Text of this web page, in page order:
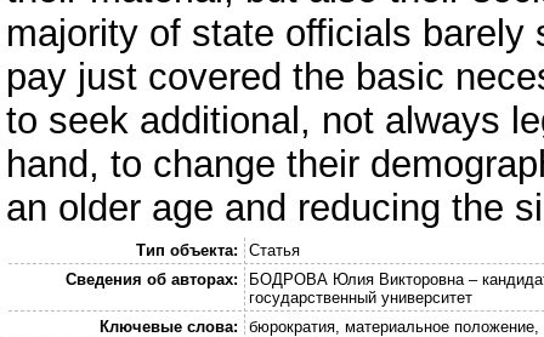
majority of state officials
pay just covered the basic
to seek additional, not always
hand, to change their
an older age and reducing the
Тип объекта:
Статья
Сведения об авторах:
БОДРОВА Юлия Викторовна – кандидат
государственный университет
Ключевые слова:
бюрократия, материальное